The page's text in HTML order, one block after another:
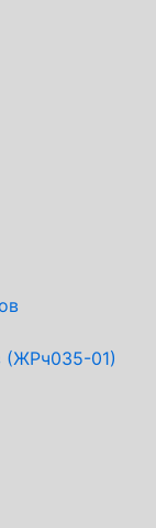
(ЖРч035-01)